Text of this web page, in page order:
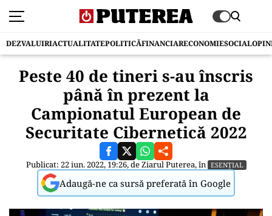
DEZVALUIRIACTUALITATEPOLITICĂFINANCIARECONOMIESOCIAL
Peste 40 de tineri s-au înscris
până în prezent la
Campionatul European de
Securitate Cibernetică 2022
Publicat: 22 iun. 2022, 19:26, deZiarul Puterea, în ESENȚIAL
Adaugă-ne ca sursă preferată în Google